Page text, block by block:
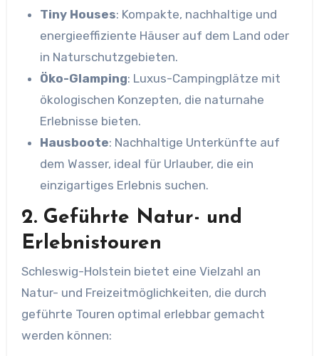
Tiny Houses: Kompakte, nachhaltige und
energieeffiziente Häuser auf dem Land oder
in Naturschutzgebieten.
Öko-Glamping: Luxus-Campingplätze mit
ökologischen Konzepten, die naturnahe
Erlebnisse bieten.
Hausboote: Nachhaltige Unterkünfte auf
dem Wasser, ideal für Urlauber, die ein
einzigartiges Erlebnis suchen.
2. Geführte Natur- und
Erlebnistouren
Schleswig-Holstein bietet eine Vielzahl an
Natur- und Freizeitmöglichkeiten, die durch
geführte Touren optimal erlebbar gemacht
werden können: